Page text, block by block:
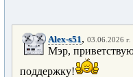
Alex-s51, 03.06.2026 г.
Мэр,
поддержку!